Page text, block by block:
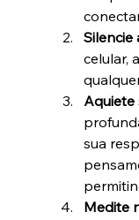
Silencie
celular,
Aquiete
sua
Medite